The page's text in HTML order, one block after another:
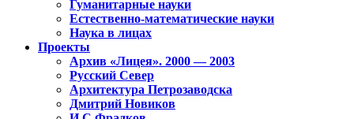
Гуманитарные науки
Естественно-математические науки
Наука в лицах
Проекты
Архив «Лицея». 2000 — 2003
Русский Север
Архитектура Петрозаводска
Дмитрий Новиков